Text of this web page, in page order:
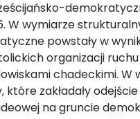
W wymiarze
powstały w
organizacji
chadeckimi.
zakładały odejście
na gruncie